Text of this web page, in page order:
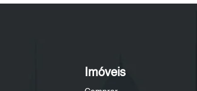
Imóveis